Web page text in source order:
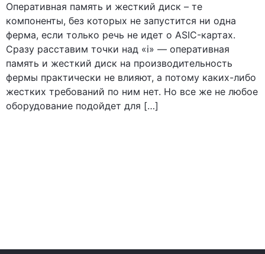
Оперативная память и жесткий диск – те
компоненты, без которых не запустится ни одна
ферма, если только речь не идет о ASIC-картах.
Сразу расставим точки над «i» — оперативная
память и жесткий диск на производительность
фермы практически не влияют, а потому каких-либо
жестких требований по ним нет. Но все же не любое
оборудование подойдет для […]